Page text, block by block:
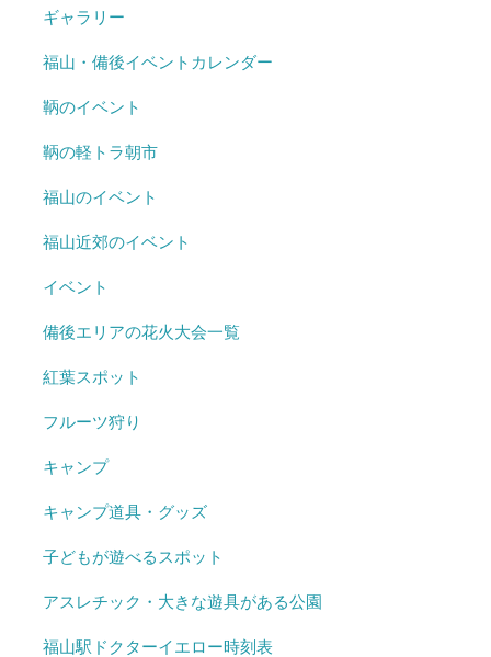
ギャラリー
福山・備後イベントカレンダー
鞆のイベント
鞆の軽トラ朝市
福山のイベント
福山近郊のイベント
イベント
備後エリアの花火大会一覧
紅葉スポット
フルーツ狩り
キャンプ
キャンプ道具・グッズ
子どもが遊べるスポット
アスレチック・大きな遊具がある公園
福山駅ドクターイエロー時刻表